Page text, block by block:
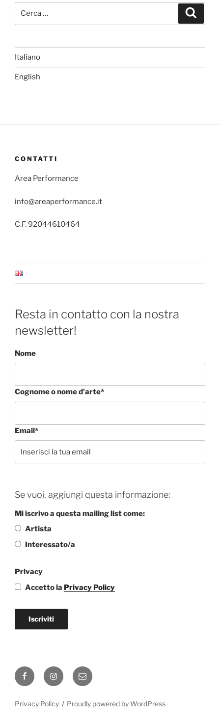
Italiano
English
CONTATTI
Area Performance
info@areaperformance.it
C.F. 92044610464
Resta in contatto con la nostra
newsletter!
Nome
Cognome o nome d'arte*
Email*
Se vuoi, aggiungi questa informazione:
Mi iscrivo a questa mailing list come:
Artista
Interessato/a
Privacy
Accetto la Privacy Policy
Iscriviti
FacebookInstagramEmail
Privacy Policy Proudly powered by WordPress